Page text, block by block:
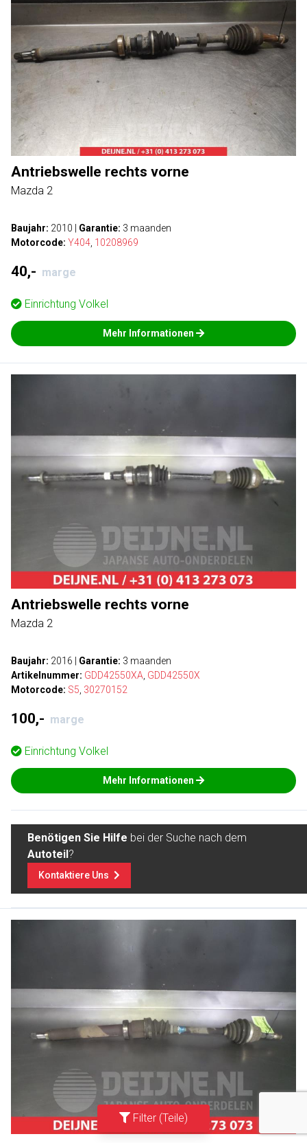
Filter (Teile)
Antriebswelle rechts vorne
Mazda 2
Baujahr: 2010 Garantie: 3 maanden
Motorcode: Y404 10208969
40,- marge
Einrichtung Volkel
Mehr Informationen
Antriebswelle rechts vorne
Mazda 2
Baujahr: 2016 Garantie: 3 maanden
Artikelnummer: GDD42550XA GDD42550X
Motorcode: S5 30270152
100,- marge
Einrichtung Volkel
Mehr Informationen
Benötigen Sie Hilfe bei der Suche nach dem
Autoteil?
Kontaktiere Uns